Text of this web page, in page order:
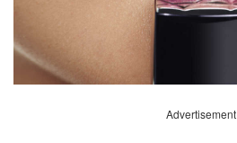
Advertisement